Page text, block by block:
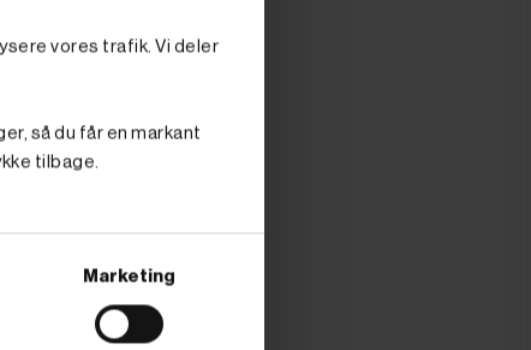
vores trafik. Vi deler
så du får en markant
tilbage.
Marketing